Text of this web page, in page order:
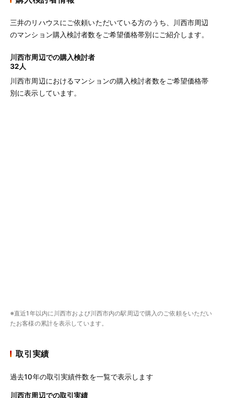
三井のリハウスにご依頼いただいている方のうち、川西市周辺
のマンション購入検討者数をご希望価格帯別にご紹介します。
川西市周辺での購入検討者
32人
川西市周辺におけるマンションの購入検討者数をご希望価格帯
別に表示しています。
※直近1年以内に川西市および川西市内の駅周辺で購入のご依頼をいただい
たお客様の累計を表示しています。
取引実績
過去10年の取引実績件数を一覧で表示します
川西市周辺での取引実績